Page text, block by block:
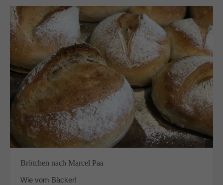
Brötchen nach Marcel Paa
Wie vom Bäcker!